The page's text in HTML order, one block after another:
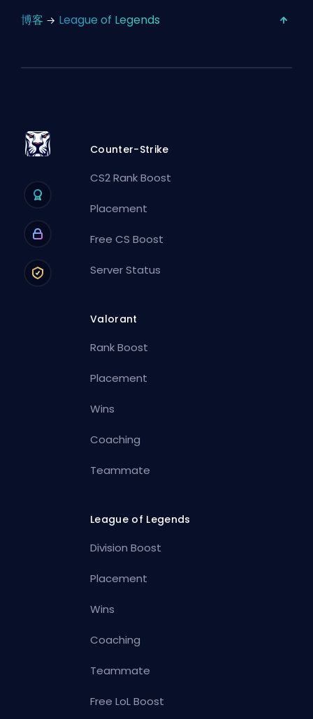
博客 League of Legends
Counter-Strike
CS2 Rank Boost
Placement
Free CS Boost
Server Status
Valorant
Rank Boost
Placement
Wins
Coaching
Teammate
League of Legends
Division Boost
Placement
Wins
Coaching
Teammate
Free LoL Boost